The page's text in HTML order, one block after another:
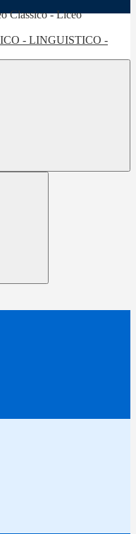
- LINGUISTICO -